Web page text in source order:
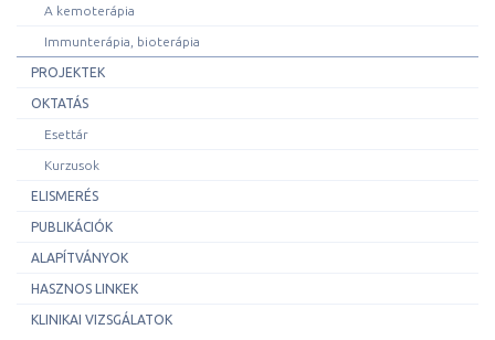
A kemoterápia
Immunterápia, bioterápia
PROJEKTEK
OKTATÁS
Esettár
Kurzusok
ELISMERÉS
PUBLIKÁCIÓK
ALAPÍTVÁNYOK
HASZNOS LINKEK
KLINIKAI VIZSGÁLATOK